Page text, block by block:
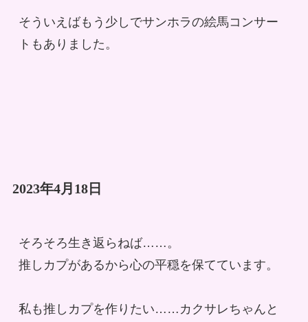
そういえばもう少しでサンホラの絵馬コンサー
トもありました。
2023年4月18日
そろそろ生き返らねば……。
推しカプがあるから心の平穏を保てています。
私も推しカプを作りたい……カクサレちゃんと